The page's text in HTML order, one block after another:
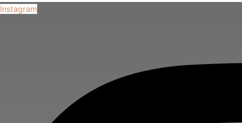
Instagram